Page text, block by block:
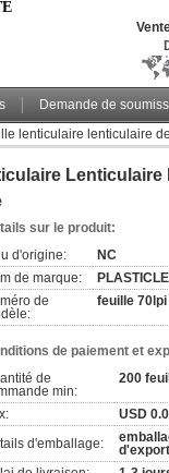
Demande de
lenticulaire lenticulaire
sur le produit:
d'origine:
NC
de marque:
de
feuille
de paiement et
de
min:
200
USD
d'emballage: